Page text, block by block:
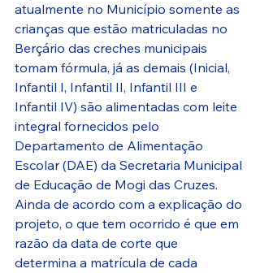
atualmente no Município somente as
crianças que estão matriculadas no
Berçário das creches municipais
tomam fórmula, já as demais (Inicial,
Infantil I, Infantil II, Infantil III e
Infantil IV) são alimentadas com leite
integral fornecidos pelo
Departamento de Alimentação
Escolar (DAE) da Secretaria Municipal
de Educação de Mogi das Cruzes.
Ainda de acordo com a explicação do
projeto, o que tem ocorrido é que em
razão da data de corte que
determina a matrícula de cada